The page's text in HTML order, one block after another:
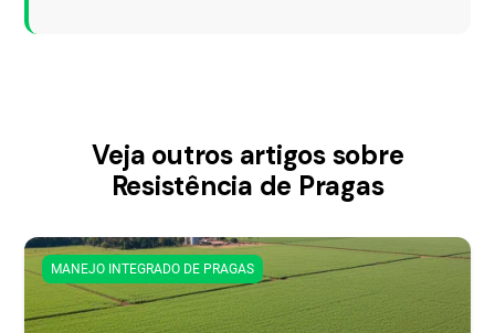
Veja outros artigos sobre
Resistência de Pragas
MANEJO INTEGRADO DE PRAGAS